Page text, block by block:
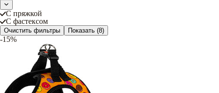
С пряжкой
С фастексом
Очистить фильтры Показать (8)
-15%